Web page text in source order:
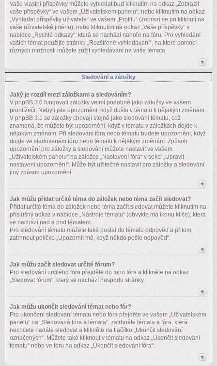
Vaše vlastní příspěvky můžete vyhledat buď kliknutím na odkaz „Zobrazit
vaše příspěvky“ ve vašem „Uživatelském panelu“, nebo kliknutím na odkaz
„Vyhledat příspěvky uživatele“ ve vašem „Profilu“ (zobrazí se po kliknutí na
vaše uživatelské jméno), nebo kliknutím na odkaz „Vaše příspěvky“ v
nabídce „Rychlé odkazy“, která se nachází nahoře na fóru. Pro vyhledání
vašich témat použijte stránku „Rozšířené vyhledávání“, na které pomocí
různých možnosti můžete zúžit vyhledávání na vaše témata.
Sledování a záložky
Jaký je rozdíl mezi záložkami a sledováním?
V phpBB 3.0 fungovali záložky velmi podobně jako záložky ve vašem
prohlížeči. Nebyli jste upozorněni, když došlo v tématu k nějakým změnám.
V phpBB 3.1 se záložky chovají stejně jako sledování tématu, což
znamená, že můžete být upozorněni, když v tématu v záložkách dojde k
nějakým změnám. Při sledování fóra nebo tématu budete upozorněni, když
dojde ve sledovaném fóru nebo tématu k nějakým změnám. Způsob
upozornění pro záložky a sledování můžete nastavit ve vašem
„Uživatelském panelu“ na záložce „Nastavení fóra“ v sekci „Upravit
nastavení upozornění“. Může být užitečné nastavit pro záložky a sledování
jiný způsob upozornění.
Jak můžu přidat určité téma do záložek nebo téma začít sledovat?
Přidat určité téma do záložek nebo téma začít sledovat můžete kliknutím na
příslušný odkaz v nabídce „Nástroje tématu“ (obvykle má ikonu klíče), která
se nachází nad a pod tématem.
Pro sledování tématu můžete také poslat do tématu odpověď a přitom
zatrhnout políčko „Upozornit mě, když někdo pošle odpověď“.
Jak můžu začít sledovat určité fórum?
Pro sledování určitého fóra přejděte do toho fóra a klikněte na odkaz
„Sledovat fórum“, který se nachází naspodu stránky.
Jak můžu ukončit sledování témat nebo fór?
Pro ukončení sledování tématu nebo fóra přejděte ve vašem „Uživatelském
panelu“ na „Sledovaná fóra a témata“, zatrhněte témata a fóra, která
nechcete nadále sledovat a klikněte na tlačítko „Ukončit sledování
označených“. Můžete také kliknout v tématu na odkaz „Ukončit sledování
tématu“ nebo ve fóru na odkaz „Ukončit sledování fóra“.